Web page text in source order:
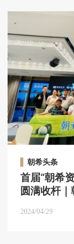
朝希头条
首届“朝希
圆满收杆
2024/04/29